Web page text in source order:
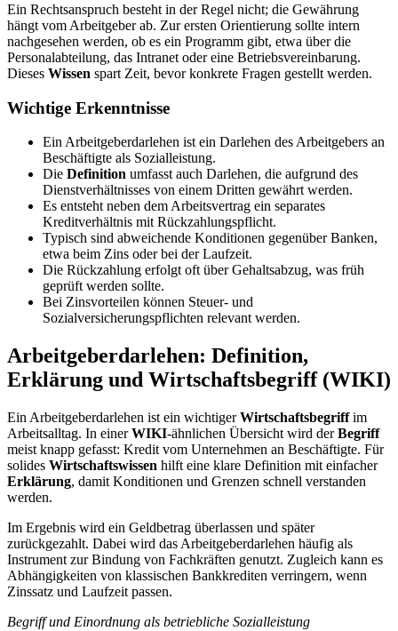
Ein Rechtsanspruch besteht in der Regel nicht; die Gewährung
hängt vom Arbeitgeber ab. Zur ersten Orientierung sollte intern
nachgesehen werden, ob es ein Programm gibt, etwa über die
Personalabteilung, das Intranet oder eine Betriebsvereinbarung.
Dieses Wissen spart Zeit, bevor konkrete Fragen gestellt werden.
Wichtige Erkenntnisse
Ein Arbeitgeberdarlehen ist ein Darlehen des Arbeitgebers an
Beschäftigte als Sozialleistung.
Die Definition umfasst auch Darlehen, die aufgrund des
Dienstverhältnisses von einem Dritten gewährt werden.
Es entsteht neben dem Arbeitsvertrag ein separates
Kreditverhältnis mit Rückzahlungspflicht.
Typisch sind abweichende Konditionen gegenüber Banken,
etwa beim Zins oder bei der Laufzeit.
Die Rückzahlung erfolgt oft über Gehaltsabzug, was früh
geprüft werden sollte.
Bei Zinsvorteilen können Steuer- und
Sozialversicherungspflichten relevant werden.
Arbeitgeberdarlehen: Definition,
Erklärung und Wirtschaftsbegriff (WIKI)
Ein Arbeitgeberdarlehen ist ein wichtigerWirtschaftsbegriffim
Arbeitsalltag. In einerWIKI-ähnlichen Übersicht wird derBegriff
meist knapp gefasst: Kredit vom Unternehmen an Beschäftigte. Für
solides Wirtschaftswissen hilft eine klare Definition mit einfacher
Erklärung, damit Konditionen und Grenzen schnell verstanden
werden.
Im Ergebnis wird ein Geldbetrag überlassen und später
zurückgezahlt. Dabei wird das Arbeitgeberdarlehen häufig als
Instrument zur Bindung von Fachkräften genutzt. Zugleich kann es
Abhängigkeiten von klassischen Bankkrediten verringern, wenn
Zinssatz und Laufzeit passen.
Begriff und Einordnung als betriebliche Sozialleistung